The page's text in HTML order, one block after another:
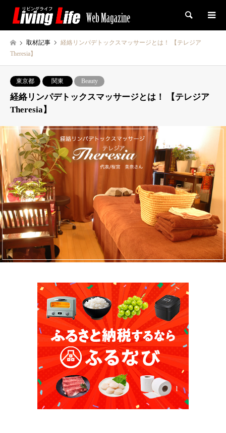
検索
取材記事
経絡リンパデトックスマッサージとは！ 【テレジア
Theresia】
東京都 関東 Beauty
経絡リンパデトックスマッサージとは！ 【テレジア
Theresia】